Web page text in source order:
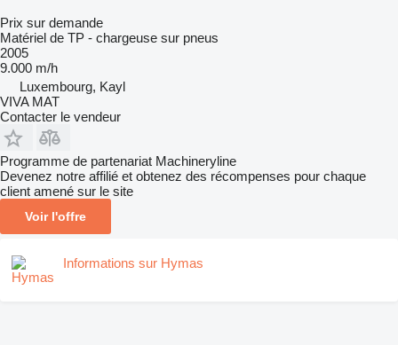
Prix sur demande
Matériel de TP - chargeuse sur pneus
2005
9.000 m/h
Luxembourg, Kayl
VIVA MAT
Contacter le vendeur
Programme de partenariat Machineryline
Devenez notre affilié et obtenez des récompenses pour chaque
client amené sur le site
Voir l'offre
Informations sur Hymas